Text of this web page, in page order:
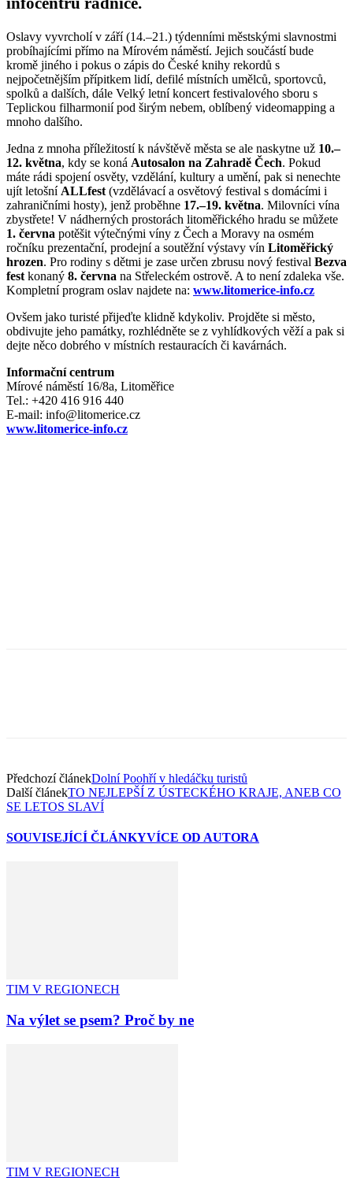
Oslavy vyvrcholí v září (14.–21.) týdenními městskými slavnostmi
probíhajícími přímo na Mírovém náměstí. Jejich součástí bude
kromě jiného i pokus o zápis do České knihy rekordů s
nejpočetnějším přípitkem lidí, defilé místních umělců, sportovců,
spolků a dalších, dále Velký letní koncert festivalového sboru s
Teplickou filharmonií pod širým nebem, oblíbený videomapping a
mnoho dalšího.
Jedna z mnoha příležitostí k návštěvě města se ale naskytne už 10.–
12. května, kdy se koná Autosalon na Zahradě Čech. Pokud
máte rádi spojení osvěty, vzdělání, kultury a umění, pak si nenechte
ujít letošní ALLfest (vzdělávací a osvětový festival s domácími i
zahraničními hosty), jenž proběhne 17.–19. května. Milovníci vína
zbystřete! V nádherných prostorách litoměřického hradu se můžete
1. června potěšit výtečnými víny z Čech a Moravy na osmém
ročníku prezentační, prodejní a soutěžní výstavy vín Litoměřický
hrozen. Pro rodiny s dětmi je zase určen zbrusu nový festival Bezva
fest konaný 8. června na Střeleckém ostrově. A to není zdaleka vše.
Kompletní program oslav najdete na: www.litomerice-info.cz
Ovšem jako turisté přijeďte klidně kdykoliv. Projděte si město,
obdivujte jeho památky, rozhlédněte se z vyhlídkových věží a pak si
dejte něco dobrého v místních restauracích či kavárnách.
Informační centrum
Mírové náměstí 16/8a, Litoměřice
Tel.: +420 416 916 440
E-mail: info@litomerice.cz
www.litomerice-info.cz
Předchozí článekDolní Poohří v hledáčku turistů
Další článekTO NEJLEPŠÍ Z ÚSTECKÉHO KRAJE, ANEB CO
SE LETOS SLAVÍ
SOUVISEJÍCÍ ČLÁNKYVÍCE OD AUTORA
TIM V REGIONECH
Na výlet se psem? Proč by ne
TIM V REGIONECH